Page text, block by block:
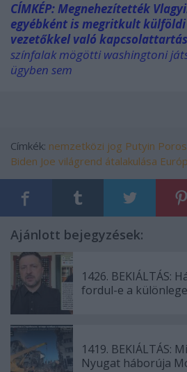
CÍMKÉP: Megnehezítették
egyébként is megritkult
vezetőkkel való
színfalak mögötti washingtoni
ügyben sem
Címkék: nemzetközi jog Putyin
Biden Joe világrend átalakulása
Ajánlott bejegyzések:
1426. BEKIÁLTÁS:
fordul-e a
1419. BEKIÁLTÁS:
Nyugat háborúja